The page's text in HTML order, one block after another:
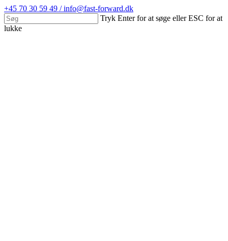
Skip
to
main
+45 70 30 59 49 / info@fast-forward.dk
Tryk Enter for at søge eller ESC for at
lukke